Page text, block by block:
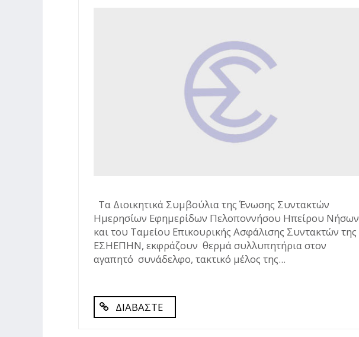
Τα Διοικητικά Συμβούλια της Ένωσης Συντακτών
Ημερησίων Εφημερίδων Πελοποννήσου Ηπείρου Νήσων
και του Ταμείου Επικουρικής Ασφάλισης Συντακτών της
ΕΣΗΕΠΗΝ, εκφράζουν θερμά συλλυπητήρια στον
αγαπητό συνάδελφο, τακτικό μέλος της...
ΔΙΑΒΑΣΤΕ